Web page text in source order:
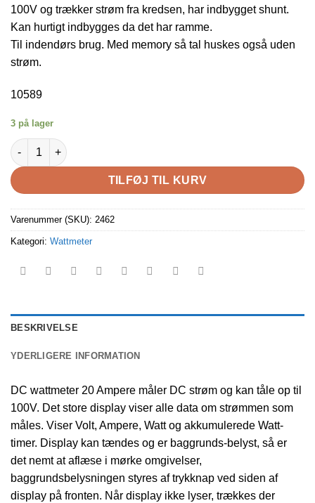
100V og trækker strøm fra kredsen, har indbygget shunt.
Kan hurtigt indbygges da det har ramme.
Til indendørs brug. Med memory så tal huskes også uden
strøm.
10589
3 på lager
DC wattmeter 20 Ampere med stort display antal
TILFØJ TIL KURV
Varenummer (SKU): 2462
Kategori: Wattmeter
BESKRIVELSE
YDERLIGERE INFORMATION
DC wattmeter 20 Ampere måler DC strøm og kan tåle op til
100V. Det store display viser alle data om strømmen som
måles. Viser Volt, Ampere, Watt og akkumulerede Watt-
timer. Display kan tændes og er baggrunds-belyst, så er
det nemt at aflæse i mørke omgivelser,
baggrundsbelysningen styres af trykknap ved siden af
display på fronten. Når display ikke lyser, trækkes der